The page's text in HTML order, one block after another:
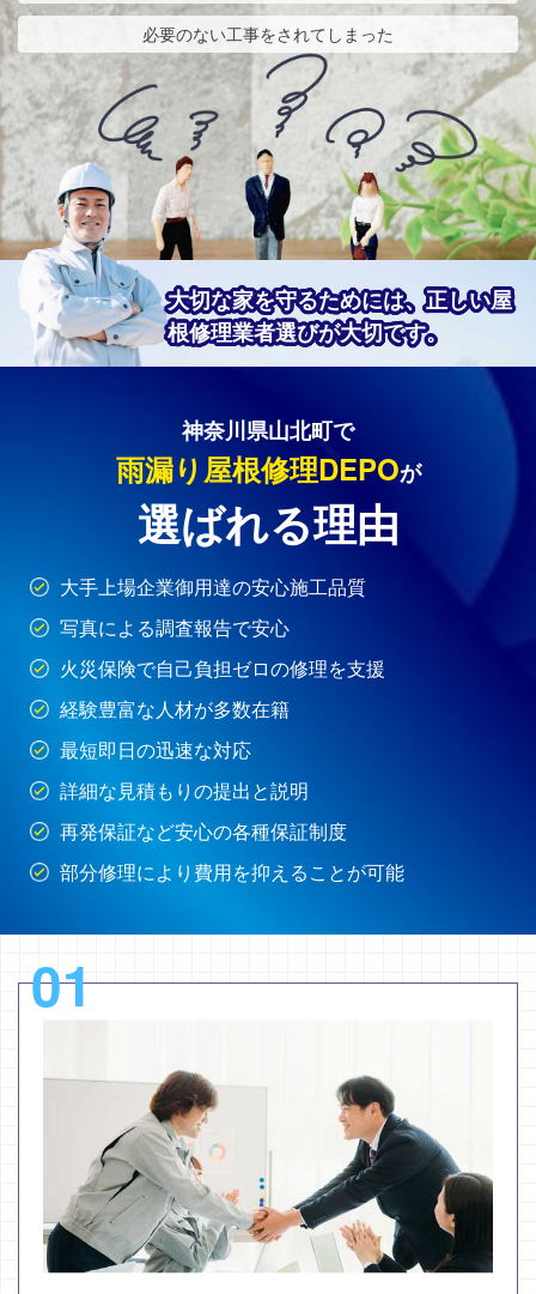
必要のない工事をされてしまった
大切な家を守るためには、正しい屋
根修理業者選びが大切です。
神奈川県山北町で
雨漏り屋根修理DEPOが
選ばれる理由
大手上場企業御用達の安心施工品質
写真による調査報告で安心
火災保険で自己負担ゼロの修理を支援
経験豊富な人材が多数在籍
最短即日の迅速な対応
詳細な見積もりの提出と説明
再発保証など安心の各種保証制度
部分修理により費用を抑えることが可能
01